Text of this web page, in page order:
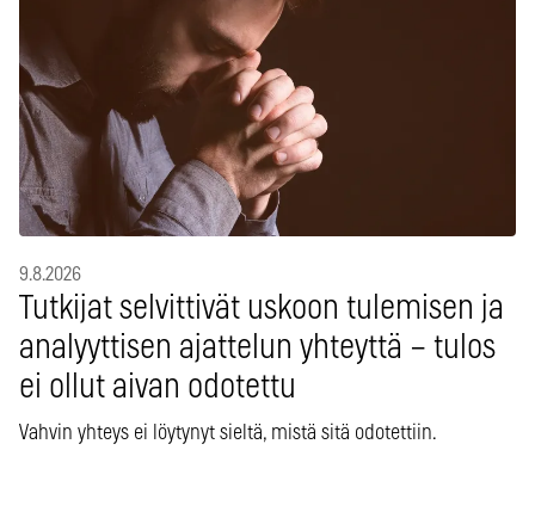
9.8.2026
Tutkijat selvittivät uskoon tulemisen ja
analyyttisen ajattelun yhteyttä – tulos
ei ollut aivan odotettu
Vahvin yhteys ei löytynyt sieltä, mistä sitä odotettiin.